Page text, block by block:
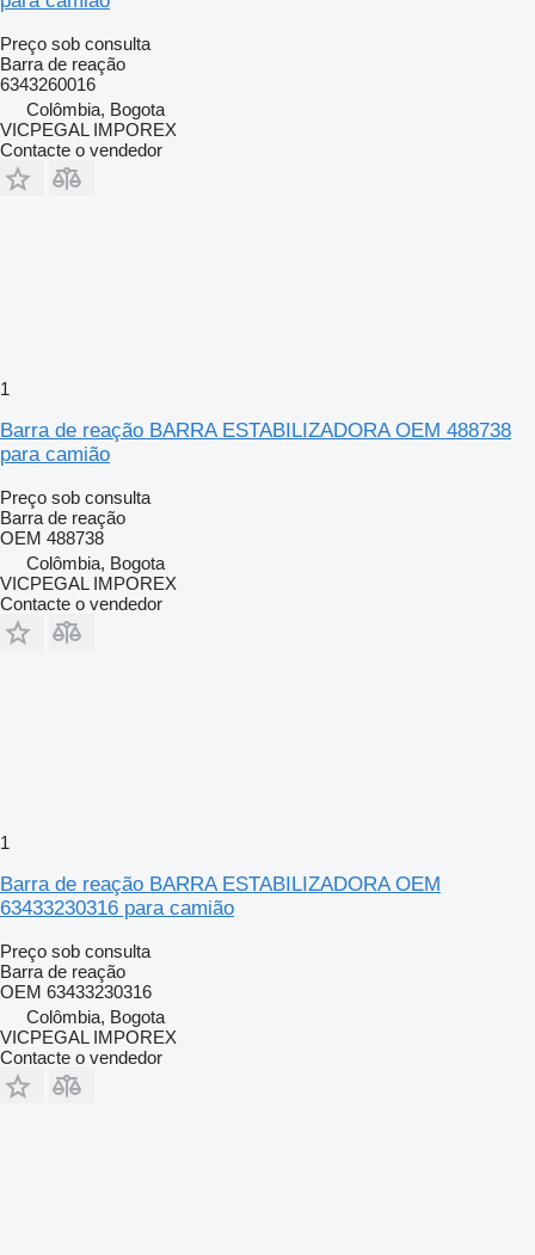
Preço sob consulta
Barra de reação
6343260016
Colômbia, Bogota
VICPEGAL IMPOREX
Contacte o vendedor
1
Barra de reação BARRA ESTABILIZADORA OEM 488738
para camião
Preço sob consulta
Barra de reação
OEM 488738
Colômbia, Bogota
VICPEGAL IMPOREX
Contacte o vendedor
1
Barra de reação BARRA ESTABILIZADORA OEM
63433230316 para camião
Preço sob consulta
Barra de reação
OEM 63433230316
Colômbia, Bogota
VICPEGAL IMPOREX
Contacte o vendedor